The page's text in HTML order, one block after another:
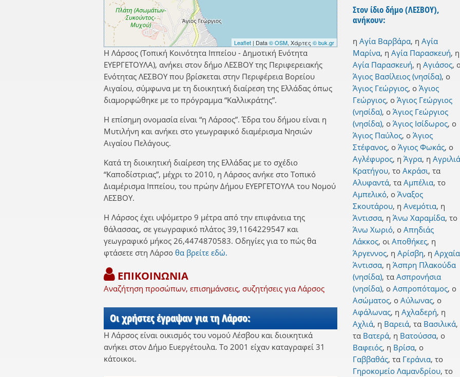
Leaflet | Data© OSM, Χάρτες © buk.gr
Η Λάρσος (Τοπική Κοινότητα Ιππείου - Δημοτική Ενότητα
ΕΥΕΡΓΕΤΟΥΛΑ), ανήκει στον δήμο ΛΕΣΒΟΥ της Περιφερειακής
Ενότητας ΛΕΣΒΟΥ που βρίσκεται στην Περιφέρεια Βορείου
Αιγαίου, σύμφωνα με τη διοικητική διαίρεση της Ελλάδας όπως
διαμορφώθηκε με το πρόγραμμα “Καλλικράτης”.
Η επίσημη ονομασία είναι “η Λάρσος”. Έδρα του δήμου είναι η
Μυτιλήνη και ανήκει στο γεωγραφικό διαμέρισμα Νησιών
Αιγαίου Πελάγους.
Κατά τη διοικητική διαίρεση της Ελλάδας με το σχέδιο
“Καποδίστριας”, μέχρι το 2010, η Λάρσος ανήκε στο Τοπικό
Διαμέρισμα Ιππείου, του πρώην Δήμου ΕΥΕΡΓΕΤΟΥΛΑ του Νομού
ΛΕΣΒΟΥ.
Η Λάρσος έχει υψόμετρο 9 μέτρα από την επιφάνεια της
θάλασσας, σε γεωγραφικό πλάτος 39,1164229547 και
γεωγραφικό μήκος 26,4474870583. Οδηγίες για το πώς θα
φτάσετε στη Λάρσο θα βρείτε εδώ.
ΕΠΙΚΟΙΝΩΝΙΑ
Αναζήτηση προσώπων, επισημάνσεις, συζητήσεις για Λάρσος
Οι χρήστες έγραψαν για τη Λάρσο:
Η Λάρσος είναι οικισμός του νομού Λέσβου και διοικητικά
ανήκει στον Δήμο Ευεργέτουλα. Το 2001 είχαν καταγραφεί 31
κάτοικοι.
Στον ίδιο δήμο (ΛΕΣΒΟΥ),
ανήκουν:
η Αγία Βαρβάρα, η Αγία
Μαρίνα, η Αγία Παρασκευή, η
Αγία Παρασκευή, η Αγιάσος,
Άγιος Βασίλειος (νησίδα), ο
Άγιος Γεώργιος, ο Άγιος
Γεώργιος, ο Άγιος Γεώργιος
(νησίδα), ο Άγιος Γεώργιος
(νησίδα), ο Άγιος Ισίδωρος, ο
Άγιος Παύλος, ο Άγιος
Στέφανος, ο Άγιος Φωκάς, ο
Αγλέφυρος, η Άγρα, η Αγριλιά
Κρατήγου, το Ακράσι, τα
Αλυφαντά, τα Αμπέλια, το
Αμπελικό, ο Άναξος
Σκουτάρου, η Ανεμότια, η
Άντισσα, η Άνω Χαραμίδα, το
Άνω Χωριό, ο Απηδιάς
Λάκκος, οι Αποθήκες, η
Άργεννος, η Αρίσβη, η Αρχαία
Άντισσα, η Άσπρη Πλακούδα
(νησίδα), τα Ασπρονήσια
(νησίδα), ο Ασπροπόταμος, ο
Ασώματος, ο Αύλωνας, ο
Αφάλωνας, η Αχλαδερή, η
Αχλιά, η Βαρειά, τα Βασιλικά,
τα Βατερά, η Βατούσσα, ο
Βαφειός, η Βρίσα, ο
Γαββαθάς, τα Γεράνια, το
Γηροκομείο Λαμανδρίου, το